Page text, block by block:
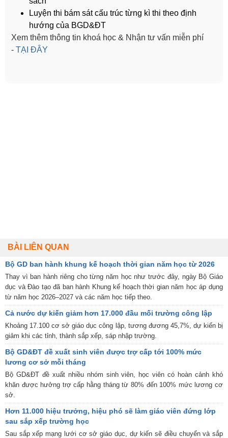
Luyện thi bám sát cấu trúc từng kì thi theo định
hướng của BGD&ĐT
Xem thêm thông tin khoá học & Nhận tư vấn miễn phí
- TẠI ĐÂY
BÀI LIÊN QUAN
Bộ GD ban hành khung kế hoạch thời gian năm học từ 2026
Thay vì ban hành riêng cho từng năm học như trước đây, ngày Bộ Giáo
dục và Đào tạo đã ban hành Khung kế hoạch thời gian năm học áp dụng
từ năm học 2026–2027 và các năm học tiếp theo.
Cả nước dự kiến giảm hơn 17.000 đầu mối trường công lập
Khoảng 17.100 cơ sở giáo dục công lập, tương đương 45,7%, dự kiến bị
giảm khi các tỉnh, thành sắp xếp, sáp nhập trường.
Bộ GD&ĐT đề xuất sinh viên được trợ cấp tới 100% mức
lương cơ sở mỗi tháng
Bộ GD&ĐT đề xuất nhiều nhóm sinh viên, học viên có hoàn cảnh khó
khăn được hưởng trợ cấp hằng tháng từ 80% đến 100% mức lương cơ
sở.
Hơn 11.000 hiệu trưởng, hiệu phó sẽ làm giáo viên đứng lớp
sau sắp xếp trường học
Sau sắp xếp mạng lưới cơ sở giáo dục, dự kiến sẽ điều chuyển và sắp